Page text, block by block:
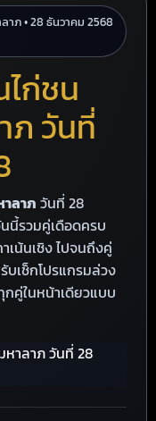
าภ • 28 ธันวาคม 2568
ก่ชน
ภ วันที่
ลาภ วันที่ 28
นี้รวมคู่เดือดครบ
เน้นเชิง ไปจนถึงคู่
บเช็กโปรแกรมล่วง
คู่ในหน้าเดียวแบบ